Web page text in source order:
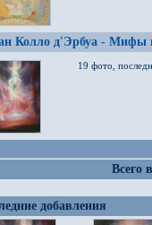
Колло д'Эрбуа - Мифы
19 фото,
Всего
добавления